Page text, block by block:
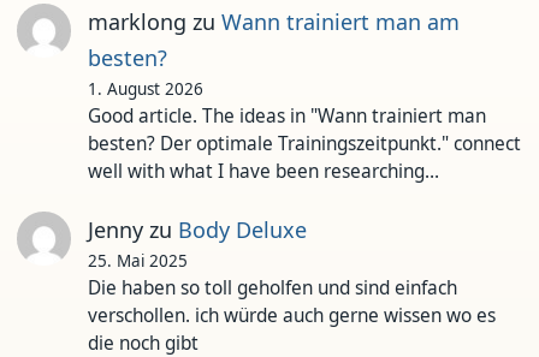
marklong zu Wann trainiert man am
besten?
1. August 2026
Good article. The ideas in "Wann trainiert man
besten? Der optimale Trainingszeitpunkt." connect
well with what I have been researching…
Jennyzu Body Deluxe
25. Mai 2025
Die haben so toll geholfen und sind einfach
verschollen. ich würde auch gerne wissen wo es
die noch gibt